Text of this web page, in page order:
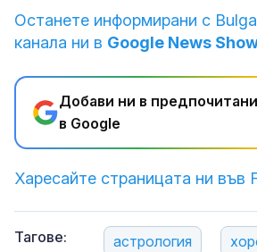
Останете информирани с
канала ни в Google News
Добави ни в
в Google
Харесайте страницата ни във
Тагове: астрология